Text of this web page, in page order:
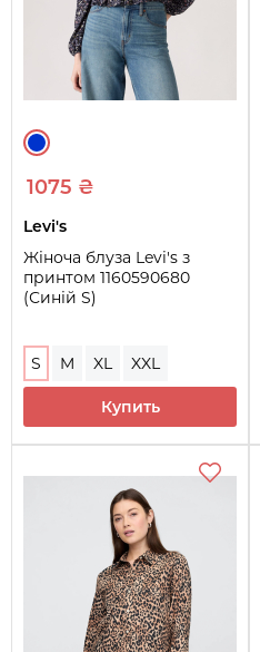
1075 ₴
Levi's
Жіноча блуза Levi's з
принтом 1160590680
(Синій S)
S M XL XXL
Купить